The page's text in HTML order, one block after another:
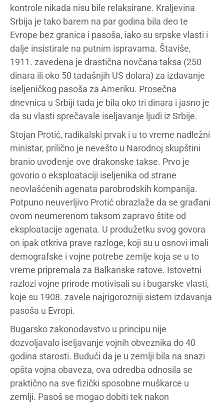
kontrole nikada nisu bile relaksirane. Kraljevina
Srbija je tako barem na par godina bila deo te
Evrope bez granica i pasoša, iako su srpske vlasti i
dalje insistirale na putnim ispravama. Štaviše,
1911. zavedena je drastična novčana taksa (250
dinara ili oko 50 tadašnjih US dolara) za izdavanje
iseljeničkog pasoša za Ameriku. Prosečna
dnevnica u Srbiji tada je bila oko tri dinara i jasno je
da su vlasti sprečavale iseljavanje ljudi iz Srbije.
Stojan Protić, radikalski prvak i u to vreme nadležni
ministar, prilično je nevešto u Narodnoj skupštini
branio uvođenje ove drakonske takse. Prvo je
govorio o eksploataciji iseljenika od strane
neovlašćenih agenata parobrodskih kompanija.
Potpuno neuverljivo Protić obrazlaže da se građani
ovom neumerenom taksom zapravo štite od
eksploatacije agenata. U produžetku svog govora
on ipak otkriva prave razloge, koji su u osnovi imali
demografske i vojne potrebe zemlje koja se u to
vreme pripremala za Balkanske ratove. Istovetni
razlozi vojne prirode motivisali su i bugarske vlasti,
koje su 1908. zavele najrigorozniji sistem izdavanja
pasoša u Evropi.
Bugarsko zakonodavstvo u principu nije
dozvoljavalo iseljavanje vojnih obveznika do 40
godina starosti. Budući da je u zemlji bila na snazi
opšta vojna obaveza, ova odredba odnosila se
praktično na sve fizički sposobne muškarce u
zemlji. Pasoš se mogao dobiti tek nakon